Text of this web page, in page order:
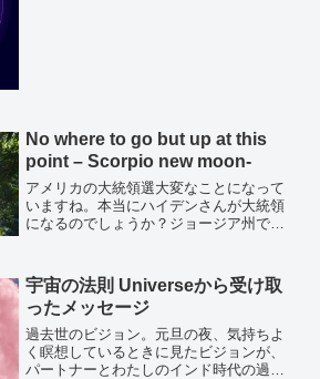
No where to go but up at this
point – Scorpio new moon-
アメリカの大統領選大変なことになって
いますね。本当にハイデンさんが大統領
になるのでしょうか？ジョージア州では
すさまじいみたいです。twitter がトラン
プ大統領のtw...
宇宙の法則 Universeから受け取
ったメッセージ
過去世のビジョン。元旦の夜、気持ちよ
く瞑想しているときに見たビジョンが、
パートナーとわたしのインド時代の過去